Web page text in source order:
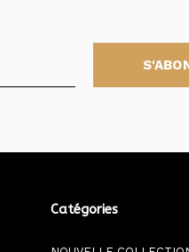
Catégories